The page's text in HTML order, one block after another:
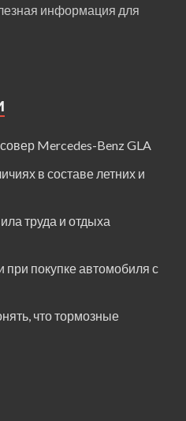
информация для
Mercedes-Benz GLA
в составе летних и
труда и отдыха
покупке автомобиля с
что тормозные